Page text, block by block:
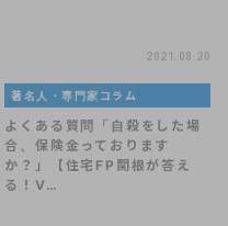
2021.08.20
著名人・専門家コラム
よくある質問「自殺をした場
合、保険金っております
か？」【住宅FP関根が答え
る！V…